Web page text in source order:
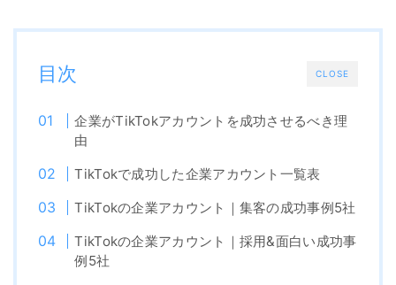
CLOSE
目次
企業がTikTokアカウントを成功させるべき理
由
TikTokで成功した企業アカウント一覧表
TikTokの企業アカウント｜集客の成功事例5社
TikTokの企業アカウント｜採用&面白い成功事
例5社